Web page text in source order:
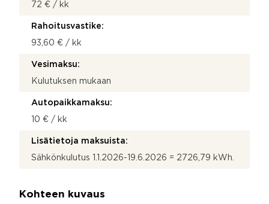
72 € / kk
Rahoitusvastike:
93,60 € / kk
Vesimaksu:
Kulutuksen mukaan
Autopaikkamaksu:
10 € / kk
Lisätietoja maksuista:
Sähkönkulutus 1.1.2026-19.6.2026 = 2726,79 kWh.
Kohteen kuvaus